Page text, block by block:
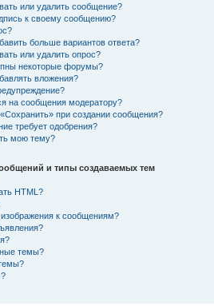
или удалить сообщение?
к своему сообщению?
больше вариантов ответа?
или удалить опрос?
некоторые форумы?
вложения?
на сообщения модератору?
при создании сообщения?
требует одобрения?
мою тему?
и типы создаваемых тем
HTML?
к сообщениям?
темы?